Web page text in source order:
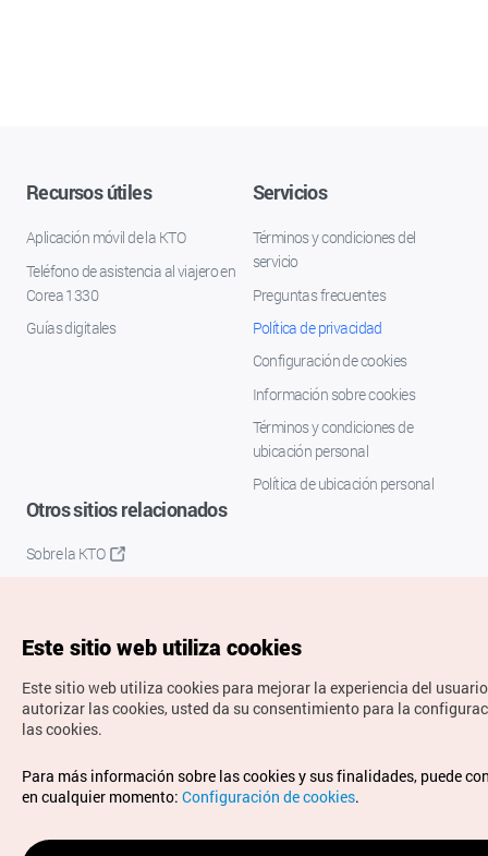
Recursos útiles
Aplicación móvil de la KTO
Teléfono de asistencia al viajero en
Corea 1330
Guías digitales
Servicios
Términos y condiciones del
servicio
Preguntas frecuentes
Política de privacidad
Configuración de cookies
Información sobre cookies
Términos y condiciones de
ubicación personal
Política de ubicación personal
Otros sitios relacionados
Sobre la KTO
Copyrights © Organización de Turismo de Corea. Todos los
derechos reservados.
Para informes de errores y cuestiones relacionadas con el
sitio web, dirija sus consultas al correoelectrónico oficial:
Este sitio web utiliza cookies
Este sitio web utiliza cookies para mejorar la experiencia del
autorizar las cookies, usted da su consentimiento para la
las cookies.
Para más información sobre las cookies y sus finalidades, puede
en cualquier momento: Configuración de cookies.